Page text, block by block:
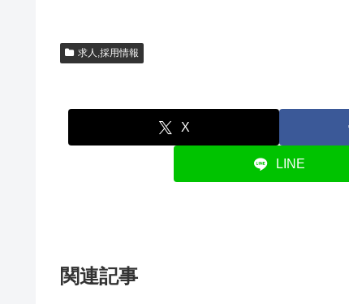
求人,採用情報
X
LINE
関連記事